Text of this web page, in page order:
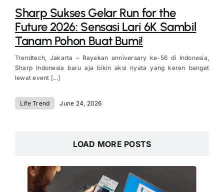
Sharp Sukses Gelar Run for the
Future 2026: Sensasi Lari 6K Sambil
Tanam Pohon Buat Bumi!
Trendtech, Jakarta – Rayakan anniversary ke-56 di Indonesia,
Sharp Indonesia baru aja bikin aksi nyata yang keren banget
lewat event [...]
Life Trend June 24, 2026
LOAD MORE POSTS